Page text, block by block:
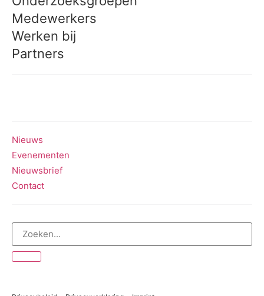
Medewerkers
Werken bij
Partners
Nieuws
Evenementen
Nieuwsbrief
Contact